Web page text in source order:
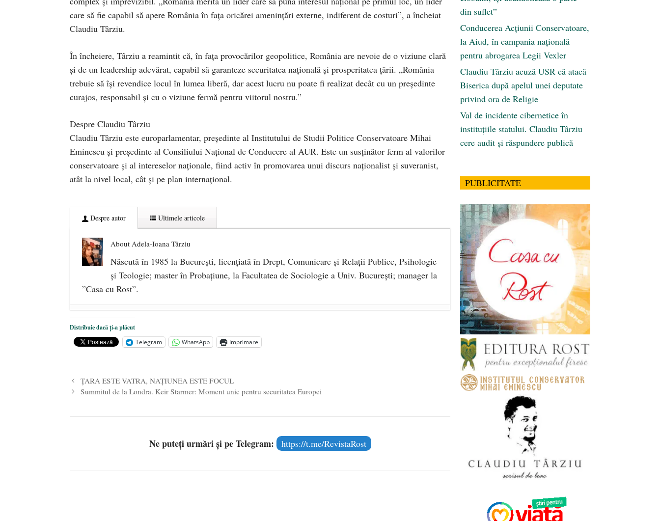
care să fie capabil să apere România în fața oricărei amenințări externe, indiferent de costuri”, a încheiat
Claudiu Târziu.
În încheiere, Târziu a reamintit că, în fața provocărilor geopolitice, România are nevoie de o viziune clară
și de un leadership adevărat, capabil să garanteze securitatea națională și prosperitatea țării. „România
trebuie să își revendice locul în lumea liberă, dar acest lucru nu poate fi realizat decât cu un președinte
curajos, responsabil și cu o viziune fermă pentru viitorul nostru.”
Despre Claudiu Târziu
Claudiu Târziu este europarlamentar, președinte al Institutului de Studii Politice Conservatoare Mihai
Eminescu și președinte al Consiliului Național de Conducere al AUR. Este un susținător ferm al valorilor
conservatoare și al intereselor naționale, fiind activ în promovarea unui discurs naționalist și suveranist,
atât la nivel local, cât și pe plan internațional.
Despre autor Ultimele articole
About Adela-Ioana Târziu
Născută în 1985 la București, licențiată în Drept, Comunicare şi Relaţii Publice, Psihologie
și Teologie; master în Probațiune, la Facultatea de Sociologie a Univ. București; manager la
”Casa cu Rost”.
Parlamentul European pare obsedat de sexualitate, avertizează Claudiu Târziu
Târg caritabil de Crăciun – Casa cu Rost - 16 decembrie 2025
Fiți sprijin pentru – Tabăra de echitație „Cu Rost” – în vacanța de toamnă
Distribuie dacă ți-a plăcut
Telegram
WhatsApp Imprimare
ȚARA ESTE VATRA, NAȚIUNEA ESTE FOCUL
Summitul de la Londra. Keir Starmer: Moment unic pentru securitatea Europei
Ne puteți urmări și pe Telegram: https://t.me/RevistaRost
din suflet”
Conducerea Acțiunii Conservatoare,
la Aiud, în campania națională
pentru abrogarea Legii Vexler
Claudiu Târziu acuză USR că atacă
Biserica după apelul unei deputate
privind ora de Religie
Val de incidente cibernetice în
instituțiile statului. Claudiu Târziu
cere audit și răspundere publică
PUBLICITATE